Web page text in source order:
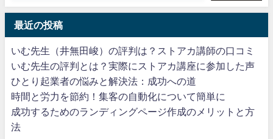
最近の投稿
いむ先生（井無田峻）の評判は？ストアカ講師の口コミ
いむ先生の評判とは？実際にストアカ講座に参加した声
ひとり起業者の悩みと解決法：成功への道
時間と労力を節約！集客の自動化について簡単に
成功するためのランディングページ作成のメリットと方
法